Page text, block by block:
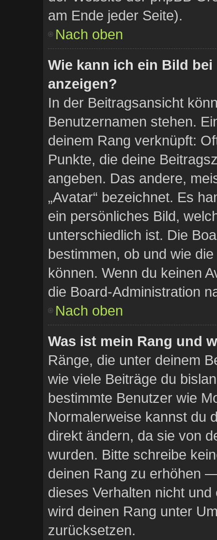
am Ende jeder Seite).
Nach oben
Wie kann ich ein Bild
anzeigen?
In der Beitragsansicht
Benutzernamen stehen.
deinem Rang verknüpft:
Punkte, die deine
angeben. Das andere,
„Avatar“ bezeichnet. Es
ein persönliches Bild,
unterschiedlich ist. Die
bestimmen, ob und wie
können. Wenn du keinen
die Board-Administration
Nach oben
Was ist mein Rang und
Ränge, die unter deinem
wie viele Beiträge du
bestimmte Benutzer wie
Normalerweise kannst du
direkt ändern, da sie von
wurden. Bitte schreibe
deinen Rang zu erhöhen
dieses Verhalten nicht
wird deinen Rang unter
zurücksetzen.